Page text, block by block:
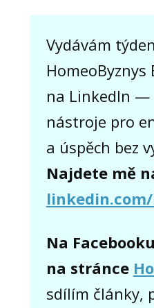
Vydávám
HomeoByznys
na LinkedIn
nástroje pro
a úspěch bez
Najdete mě
Na
na stránce
sdílím články,